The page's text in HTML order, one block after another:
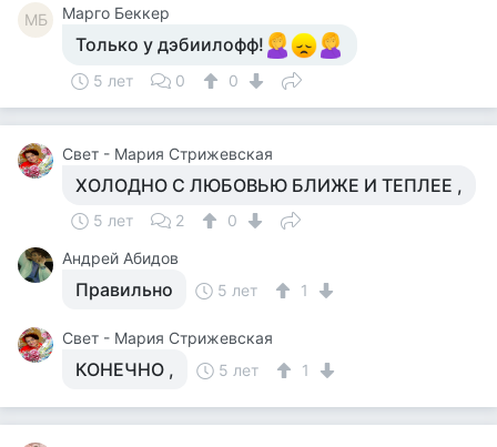
MБ Mарго Беккер
Только у дэбиилофф!
5 лет 0 0
Свет - Мария Стрижевская
ХОЛОДНО С ЛЮБОВЬЮ БЛИЖЕ И ТЕПЛЕЕ ,
5 лет 2
0
Андрей Абидов
Правильно 5 лет 1
Свет - Мария Стрижевская
КОНЕЧНО , 5 лет 1